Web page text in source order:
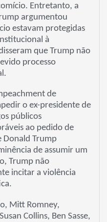
Entretanto, a
argumentou
estavam protegidas
à
que Trump não
processo
de
o ex-presidente de
públicos
ao pedido de
Donald Trump
de assumir um
Trump não
incitar a violência
Mitt Romney,
Collins, Ben Sasse,